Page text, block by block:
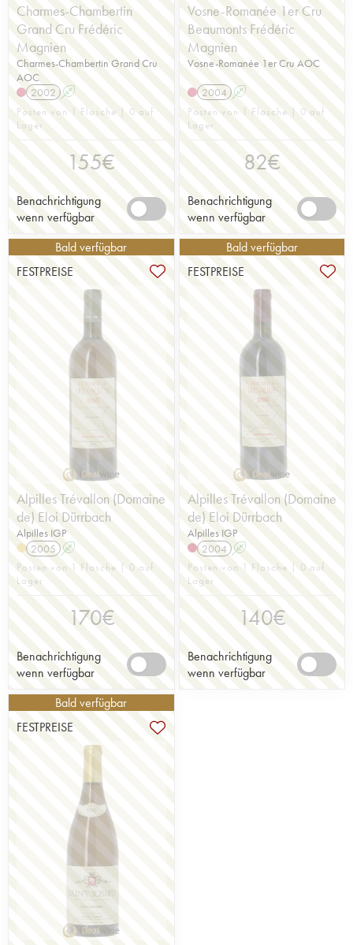
Charmes-Chambertin
Grand Cru Frédéric
Magnien
Charmes-Chambertin Grand Cru
AOC
2002 A
Posten von 1 Flasche | 0 auf
Lager
155€
Benachrichtigung
wenn verfügbar
Vosne-Romanée 1er Cru
Beaumonts Frédéric
Magnien
Vosne-Romanée 1er Cru AOC
2004 A
Posten von 1 Flasche | 0 auf
Lager
82€
Benachrichtigung
wenn verfügbar
Bald verfügbar
FESTPREISE
Alpilles Trévallon (Domaine
de) Eloi Dürrbach
Alpilles IGP
2005 A
Posten von 1 Flasche | 0 auf
Lager
170€
Benachrichtigung
wenn verfügbar
Bald verfügbar
FESTPREISE
Alpilles Trévallon (Domaine
de) Eloi Dürrbach
Alpilles IGP
2004 A
Posten von 1 Flasche | 0 auf
Lager
140€
Benachrichtigung
wenn verfügbar
Bald verfügbar
FESTPREISE